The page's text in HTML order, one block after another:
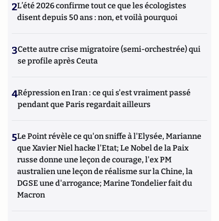
2L’été 2026 confirme tout ce que les écologistes
disent depuis 50 ans : non, et voilà pourquoi
3Cette autre crise migratoire (semi-orchestrée) qui
se profile après Ceuta
4Répression en Iran : ce qui s'est vraiment passé
pendant que Paris regardait ailleurs
5Le Point révèle ce qu'on sniffe à l'Elysée, Marianne
que Xavier Niel hacke l'Etat; Le Nobel de la Paix
russe donne une leçon de courage, l'ex PM
australien une leçon de réalisme sur la Chine, la
DGSE une d'arrogance; Marine Tondelier fait du
Macron